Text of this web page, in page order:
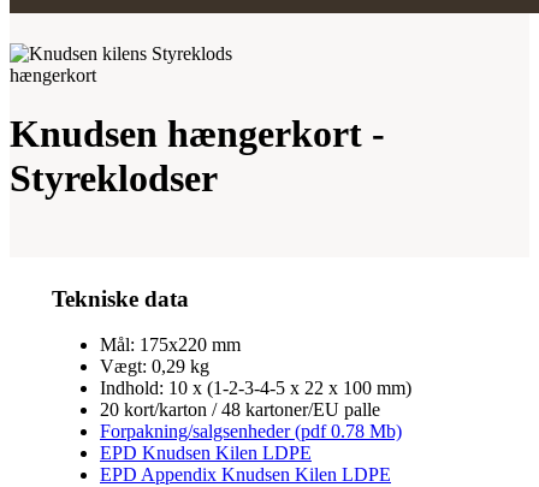
Knudsen hængerkort -
Styreklodser
Tekniske data
Mål: 175x220 mm
Vægt: 0,29 kg
Indhold: 10 x (1-2-3-4-5 x 22 x 100 mm)
20 kort/karton / 48 kartoner/EU palle
Forpakning/salgsenheder (pdf 0.78 Mb)
EPD Knudsen Kilen LDPE
EPD Appendix Knudsen Kilen LDPE